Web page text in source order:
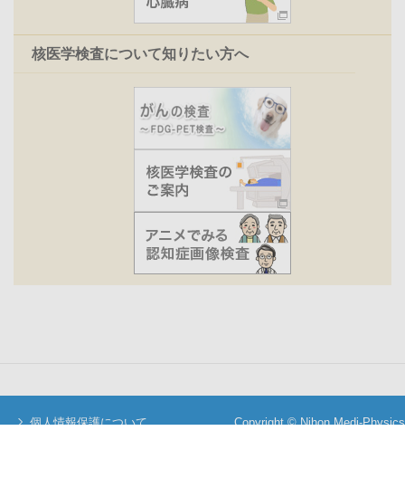
核医学検査について知りたい方へ
個人情報保護について
Copyright © Nihon Medi-Physics